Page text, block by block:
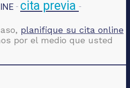
- cita previa -
planifique su cita online
por el medio que usted